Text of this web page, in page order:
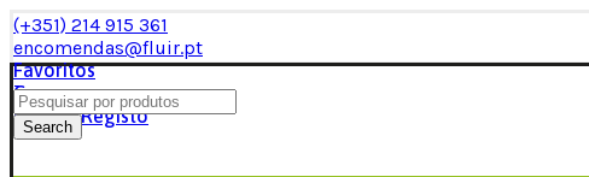
(+351) 214 915 361
encomendas@fluir.pt
Favoritos
Comparar
Login / Registo
Search